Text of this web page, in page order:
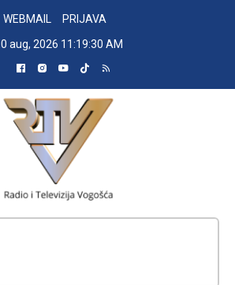
WEBMAIL
PRIJAVA
aug, 2026 11:19:31 AM